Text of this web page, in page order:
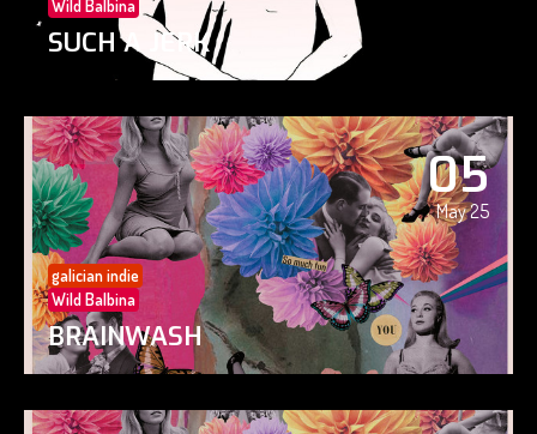
Wild Balbina
SUCH A JERK
05
May 25
galician indie
Wild Balbina
BRAINWASH